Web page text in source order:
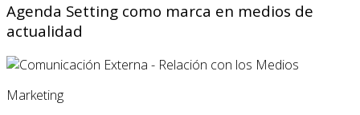
Agenda Setting como marca en medios de
actualidad
Marketing